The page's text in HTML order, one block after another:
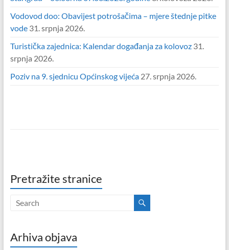
Vodovod doo: Obavijest potrošačima – mjere štednje pitke
vode 31. srpnja 2026.
Turistička zajednica: Kalendar događanja za kolovoz 31.
srpnja 2026.
Poziv na 9. sjednicu Općinskog vijeća 27. srpnja 2026.
Pretražite stranice
Arhiva objava